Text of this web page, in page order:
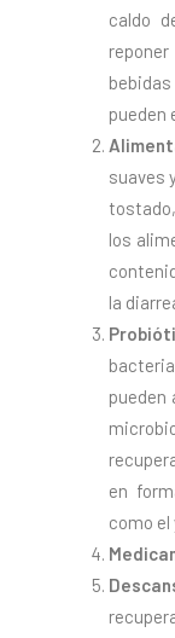
caldo
pueden
suaves
los
la
pueden
en
como el